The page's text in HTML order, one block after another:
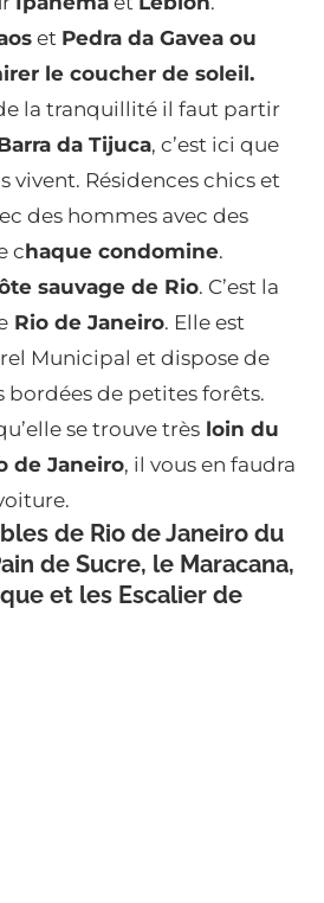
et Pedra da Gavea ou
le coucher de soleil.
la tranquillité il faut partir
da Tijuca, c’est ici que
vivent. Résidences chics et
des hommes avec des
chaque condomine.
sauvage de Rio. C’est la
Rio de Janeiro. Elle est
Municipal et dispose de
bordées de petites forêts.
se trouve très loin du
de Janeiro, il vous en faudra
de Rio de Janeiro du
de Sucre, le Maracana,
et les Escalier de